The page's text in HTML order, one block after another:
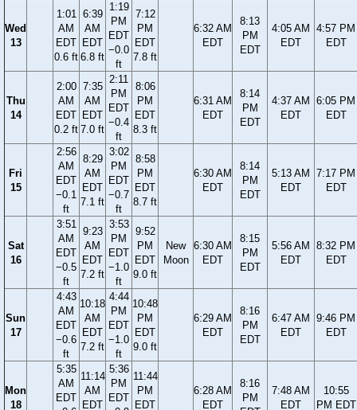
Wed
13
1:01
AM
EDT
0.6 ft
6:39
AM
EDT
6.8 ft
1:19
PM
EDT
−0.0
ft
7:12
PM
EDT
7.8 ft
6:32 AM
EDT
8:13
PM
EDT
4:05 AM
EDT
4:57 PM
EDT
Thu
14
2:00
AM
EDT
0.2 ft
7:35
AM
EDT
7.0 ft
2:11
PM
EDT
−0.4
ft
8:06
PM
EDT
8.3 ft
6:31 AM
EDT
8:14
PM
EDT
4:37 AM
EDT
6:05 PM
EDT
Fri
15
2:56
AM
EDT
−0.1
ft
8:29
AM
EDT
7.1 ft
3:02
PM
EDT
−0.7
ft
8:58
PM
EDT
8.7 ft
6:30 AM
EDT
8:14
PM
EDT
5:13 AM
EDT
7:17 PM
EDT
Sat
16
3:51
AM
EDT
−0.5
ft
9:23
AM
EDT
7.2 ft
3:53
PM
EDT
−1.0
ft
9:52
PM
EDT
9.0 ft
New
Moon
6:30 AM
EDT
8:15
PM
EDT
5:56 AM
EDT
8:32 PM
EDT
Sun
17
4:43
AM
EDT
−0.6
ft
10:18
AM
EDT
7.2 ft
4:44
PM
EDT
−1.0
ft
10:48
PM
EDT
9.0 ft
6:29 AM
EDT
8:16
PM
EDT
6:47 AM
EDT
9:46 PM
EDT
Mon
18
5:35
AM
EDT
11:14
AM
EDT
5:36
PM
EDT
11:44
PM
EDT
6:28 AM
EDT
8:16
PM
7:48 AM
EDT
10:55
PM EDT